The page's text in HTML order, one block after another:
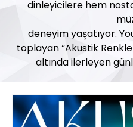
dinleyicilere hem
deneyim yaşatıyor.
toplayan “Akustik
altında ilerleyen